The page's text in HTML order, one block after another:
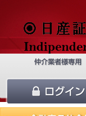
サンプルページ